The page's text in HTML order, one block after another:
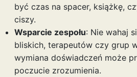
być czas na spacer, książkę,
ciszy.
Wsparcie zespołu: Nie wahaj
bliskich, terapeutów czy grup
wymiana doświadczeń może
poczucie zrozumienia.